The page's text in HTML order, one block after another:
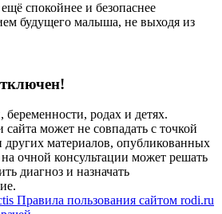
спокойнее и безопаснее
будущего малыша, не выходя из
родах и детях.
может не совпадать с точкой
других материалов, опубликованных
очной консультации может решать
диагноз и назначать
Правила пользования сайтом rodi.ru